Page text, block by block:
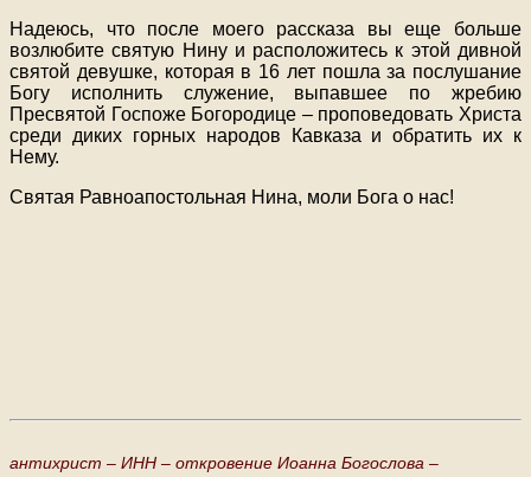
Надеюсь, что после моего рассказа вы еще больше
возлюбите святую Нину и расположитесь к этой дивной
святой девушке, которая в 16 лет пошла за послушание
Богу исполнить служение, выпавшее по жребию
Пресвятой Госпоже Богородице – проповедовать Христа
среди диких горных народов Кавказа и обратить их к
Нему.
Святая Равноапостольная Нина, моли Бога о нас!
антихрист – ИНН – откровение Иоанна Богослова –